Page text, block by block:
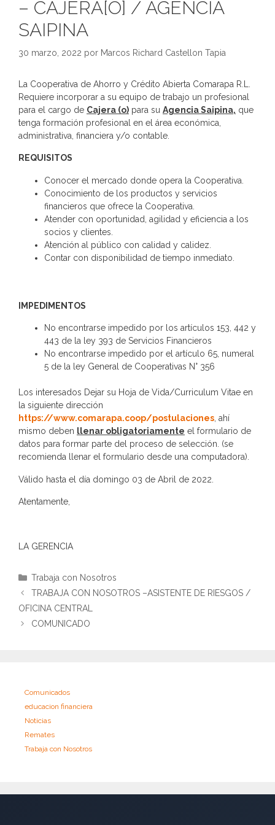
– CAJERA[O] / AGENCIA
SAIPINA
30 marzo, 2022 por Marcos Richard Castellon Tapia
La Cooperativa de Ahorro y Crédito Abierta Comarapa R.L.
Requiere incorporar a su equipo de trabajo un profesional
para el cargo de Cajera (o) para su Agencia Saipina, que
tenga formación profesional en el área económica,
administrativa, financiera y/o contable.
REQUISITOS
Conocer el mercado donde opera la Cooperativa.
Conocimiento de los productos y servicios
financieros que ofrece la Cooperativa.
Atender con oportunidad, agilidad y eficiencia a los
socios y clientes.
Atención al público con calidad y calidez.
Contar con disponibilidad de tiempo inmediato.
IMPEDIMENTOS
No encontrarse impedido por los artículos 153, 442 y
443 de la ley 393 de Servicios Financieros
No encontrarse impedido por el artículo 65, numeral
5 de la ley General de Cooperativas N° 356
Los interesados Dejar su Hoja de Vida/Curriculum Vitae en
la siguiente dirección
https://www.comarapa.coop/postulaciones, ahí
mismo deben llenar obligatoriamente el formulario de
datos para formar parte del proceso de selección. (se
recomienda llenar el formulario desde una computadora).
Válido hasta el día domingo 03 de Abril de 2022.
Atentamente,
LA GERENCIA
Categorías
Trabaja con Nosotros
TRABAJA CON NOSOTROS –ASISTENTE DE RIESGOS /
OFICINA CENTRAL
COMUNICADO
Comunicados
educacion financiera
Noticias
Remates
Trabaja con Nosotros